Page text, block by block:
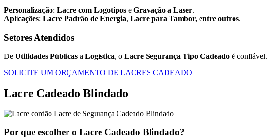
Personalização: Lacre com Logotipos e Gravação a Laser.
Aplicações: Lacre Padrão de Energia, Lacre para Tambor, entre outros.
Setores Atendidos
De Utilidades Públicas a Logística, o Lacre Segurança Tipo Cadeado é confiável.
SOLICITE UM ORÇAMENTO DE LACRES CADEADO
Lacre Cadeado Blindado
Por que escolher o Lacre Cadeado Blindado?